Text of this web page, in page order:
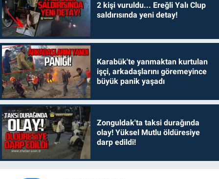
2 kişi vuruldu... Ereğli Yalı Clup
saldırısında yeni detay!
Karabük'te yanmaktan kurtulan
işçi, arkadaşlarını göremeyince
büyük panik yaşadı
Zonguldak'ta taksi durağında
olay! Yüksel Mutlu öldüresiye
darp edildi!